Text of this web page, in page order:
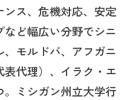
ス、危機対応、安定
ど幅広い分野でシニ
モルドバ、アフガニ
代理）、イラク・エ
ミシガン州立大学行